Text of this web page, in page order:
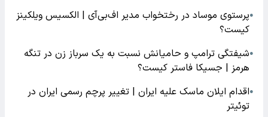
●پرستوی موساد در رختخواب مدیر اف‌بی‌آی | الکسیس ویلکینز
کیست؟
●شیفتگی ترامپ و حامیانش نسبت به یک سرباز زن در تنگه
هرمز | جسیکا فاستر کیست؟
●اقدام ایلان ماسک علیه ایران | تغییر پرچم رسمی ایران در
توئیتر